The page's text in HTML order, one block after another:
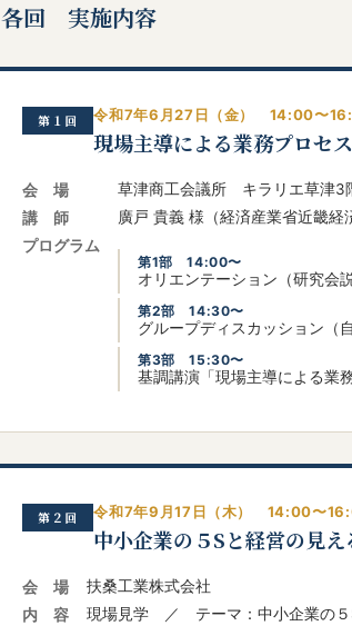
各回 実施内容
第１回 令和7年6月27日（金） 14:00〜
現場主導による業務プロセ
会 場
草津商工会議所 キラリエ草津
講 師
廣戸 貴義 様（経済産業省近畿
プログラム
第1部 14:00〜
オリエンテーション（研究会
第2部 14:30〜
グループディスカッション（
第3部 15:30〜
基調講演「現場主導による業
第２回 令和7年9月17日（木） 14:00〜
中小企業の５Sと経営の見え
会 場
扶桑工業株式会社
内 容
現場見学 ／ テーマ：中小企業の５